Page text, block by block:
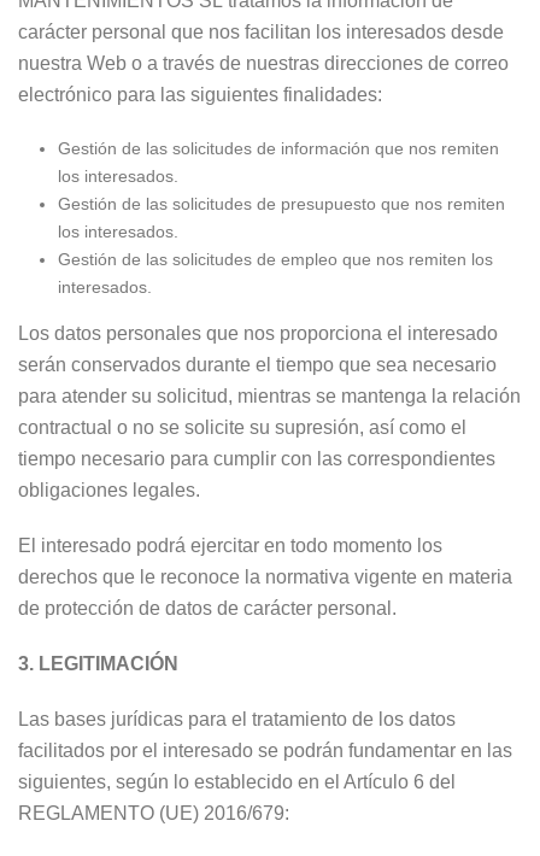
carácter personal que nos facilitan los interesados desde
nuestra Web o a través de nuestras direcciones de correo
electrónico para las siguientes finalidades:
Gestión de las solicitudes de información que nos remiten
los interesados.
Gestión de las solicitudes de presupuesto que nos remiten
los interesados.
Gestión de las solicitudes de empleo que nos remiten los
interesados.
Los datos personales que nos proporciona el interesado
serán conservados durante el tiempo que sea necesario
para atender su solicitud, mientras se mantenga la relación
contractual o no se solicite su supresión, así como el
tiempo necesario para cumplir con las correspondientes
obligaciones legales.
El interesado podrá ejercitar en todo momento los
derechos que le reconoce la normativa vigente en materia
de protección de datos de carácter personal.
3. LEGITIMACIÓN
Las bases jurídicas para el tratamiento de los datos
facilitados por el interesado se podrán fundamentar en las
siguientes, según lo establecido en el Artículo 6 del
REGLAMENTO (UE) 2016/679: